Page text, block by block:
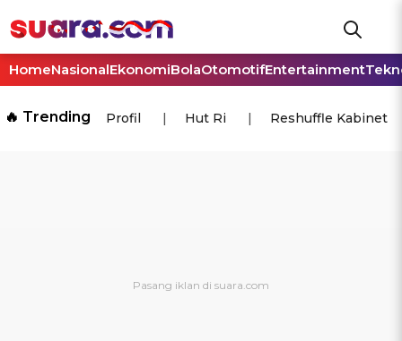
HomeNasionalEkonomiBolaOtomotifEntertainment
🔥 Trending Profil Hut Ri Reshuffle Kabinet